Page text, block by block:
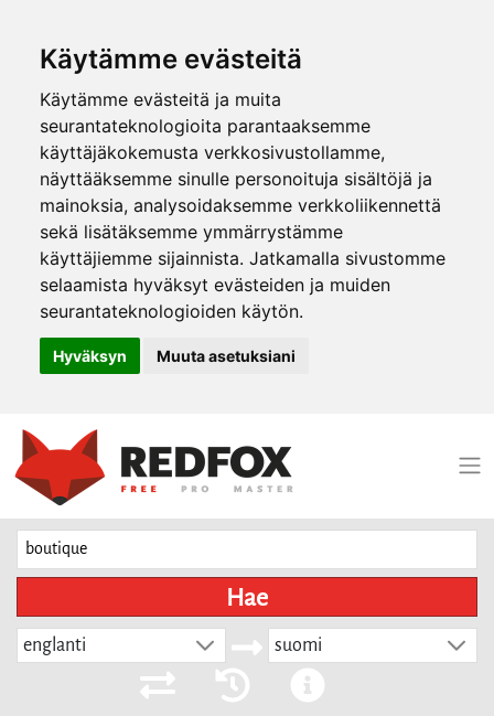
Käytämme evästeitä
Käytämme evästeitä ja muita
seurantateknologioita parantaaksemme
käyttäjäkokemusta verkkosivustollamme,
näyttääksemme sinulle personoituja sisältöjä ja
mainoksia, analysoidaksemme verkkoliikennettä
sekä lisätäksemme ymmärrystämme
käyttäjiemme sijainnista. Jatkamalla sivustomme
selaamista hyväksyt evästeiden ja muiden
seurantateknologioiden käytön.
Hyväksyn Muuta asetuksiani
Hae
englanti suomi